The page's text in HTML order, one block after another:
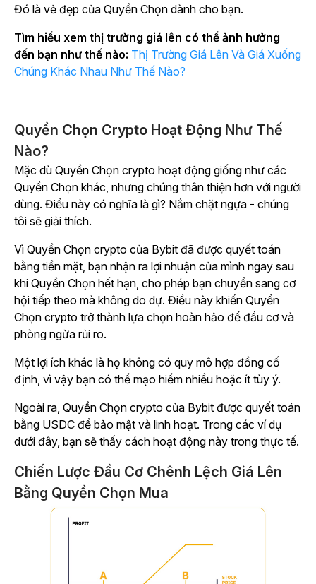
Đó là vẻ đẹp của Quyền Chọn dành cho bạn.
Tìm hiểu xem thị trường giá lên có thể ảnh hưởng
đến bạn như thế nào: Thị Trường Giá Lên Và Giá Xuống
Chúng Khác Nhau Như Thế Nào?
Quyền Chọn Crypto Hoạt Động Như Thế
Nào?
Mặc dù Quyền Chọn crypto hoạt động giống như các
Quyền Chọn khác, nhưng chúng thân thiện hơn với người
dùng. Điều này có nghĩa là gì? Nắm chặt ngựa - chúng
tôi sẽ giải thích.
Vì Quyền Chọn crypto của Bybit đã được quyết toán
bằng tiền mặt, bạn nhận ra lợi nhuận của mình ngay sau
khi Quyền Chọn hết hạn, cho phép bạn chuyển sang cơ
hội tiếp theo mà không do dự. Điều này khiến Quyền
Chọn crypto trở thành lựa chọn hoàn hảo để đầu cơ và
phòng ngừa rủi ro.
Một lợi ích khác là họ không có quy mô hợp đồng cố
định, vì vậy bạn có thể mạo hiểm nhiều hoặc ít tùy ý.
Ngoài ra, Quyền Chọn crypto của Bybit được quyết toán
bằng USDC để bảo mật và linh hoạt. Trong các ví dụ
dưới đây, bạn sẽ thấy cách hoạt động này trong thực tế.
Chiến Lược Đầu Cơ Chênh Lệch Giá Lên
Bằng Quyền Chọn Mua